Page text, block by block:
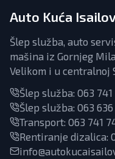
Auto Kuća
Šlep služba, auto
mašina iz Gornjeg
Velikom i u centralnoj
Šlep služba: 063 741
Šlep služba: 063
Transport: 063 741
Rentiranje dizalica: